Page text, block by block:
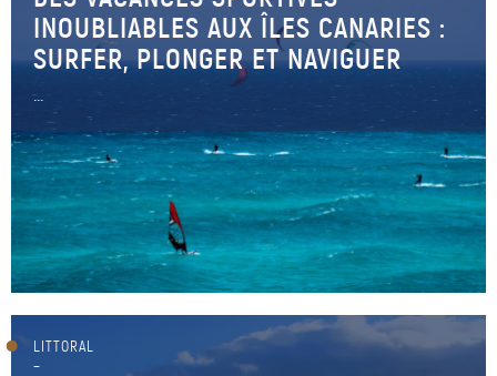
INOUBLIABLES AUX ÎLES CANARIES :
SURFER, PLONGER ET NAVIGUER
...
LITTORAL
–